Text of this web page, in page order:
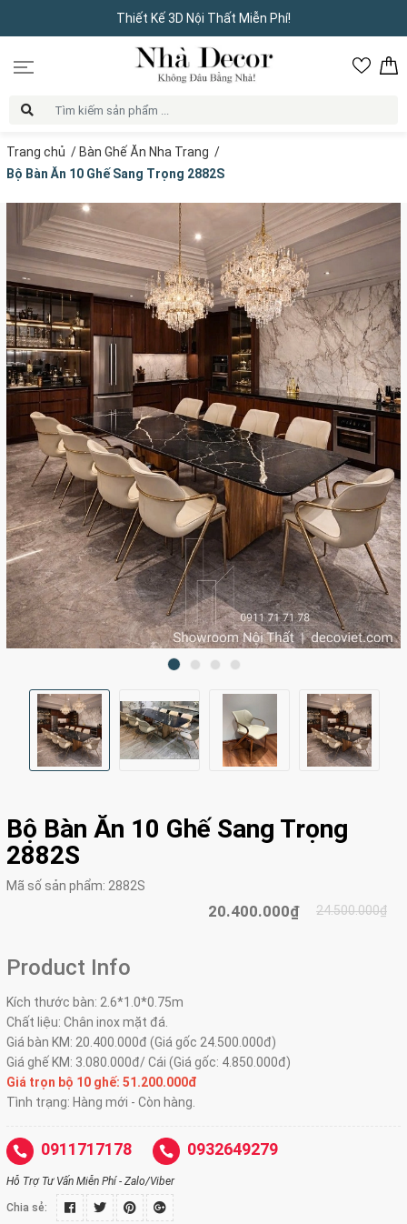
Thiết Kế 3D Nội Thất Miễn Phí!
Trang chủ / Bàn Ghế Ăn Nha Trang /
Bộ Bàn Ăn 10 Ghế Sang Trọng 2882S
Bộ Bàn Ăn 10 Ghế Sang Trọng
2882S
Mã số sản phẩm: 2882S
20.400.000₫ 24.500.000₫
Product Info
Kích thước bàn: 2.6*1.0*0.75m
Chất liệu: Chân inox mặt đá.
Giá bàn KM: 20.400.000đ (Giá gốc 24.500.000đ)
Giá ghế KM: 3.080.000đ/ Cái (Giá gốc: 4.850.000đ)
Giá trọn bộ 10 ghế: 51.200.000đ
Tình trạng: Hàng mới - Còn hàng.
0911717178 0932649279
Hỗ Trợ Tư Vấn Miễn Phí - Zalo/Viber
Chia sẻ: